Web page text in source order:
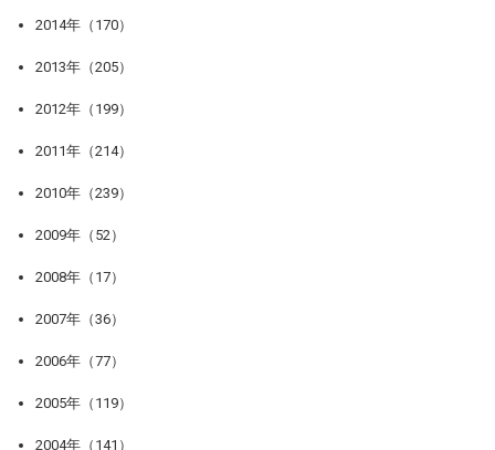
2014年（170）
2013年（205）
2012年（199）
2011年（214）
2010年（239）
2009年（52）
2008年（17）
2007年（36）
2006年（77）
2005年（119）
2004年（141）